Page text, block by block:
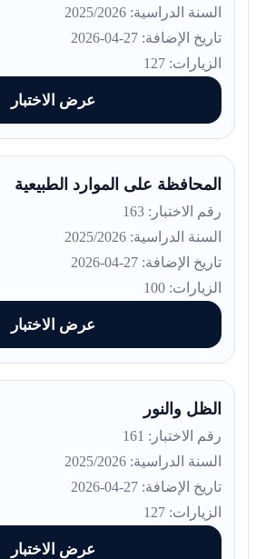
السنة الدراسية: 2025/2026
تاريخ الإضافة: 27-04-2026
الزيارات: 127
عرض الاختبار
المحافظة على الموارد الطبيعية
رقم الاختبار: 163
السنة الدراسية: 2025/2026
تاريخ الإضافة: 27-04-2026
الزيارات: 100
عرض الاختبار
الظل والنور
رقم الاختبار: 161
السنة الدراسية: 2025/2026
تاريخ الإضافة: 27-04-2026
الزيارات: 127
عرض الاختبار